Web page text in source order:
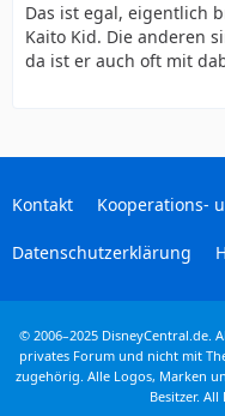
Das ist egal, eigentlich
Kaito Kid. Die anderen
da ist er auch oft mit
Kontakt Kooperations-
Datenschutzerklärung
© 2006–2025 DisneyCentral.de.
privates Forum und nicht mit
zugehörig. Alle Logos, Marken
Besitzer.